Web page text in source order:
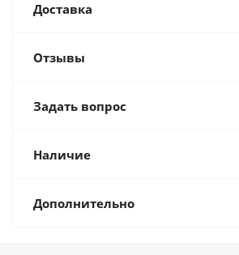
Доставка
Отзывы
Задать вопрос
Наличие
Дополнительно